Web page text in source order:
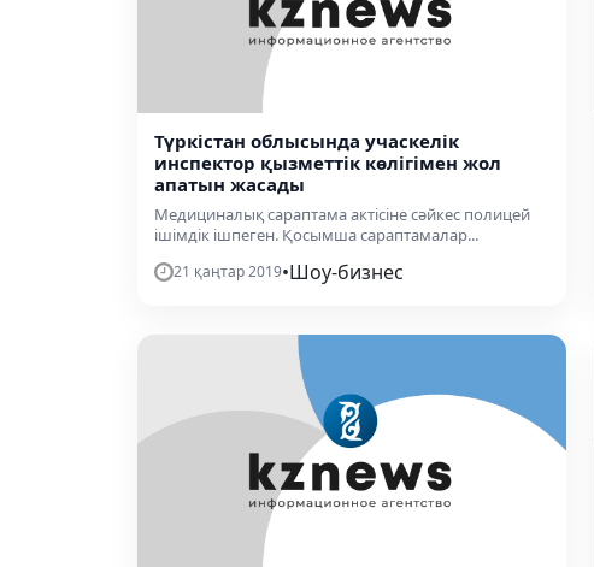
Түркістан облысында учаскелік
инспектор қызметтік көлігімен жол
апатын жасады
Медициналық сараптама актісіне сәйкес полицей
ішімдік ішпеген. Қосымша сараптамалар...
21 қаңтар 2019•Шоу-бизнес